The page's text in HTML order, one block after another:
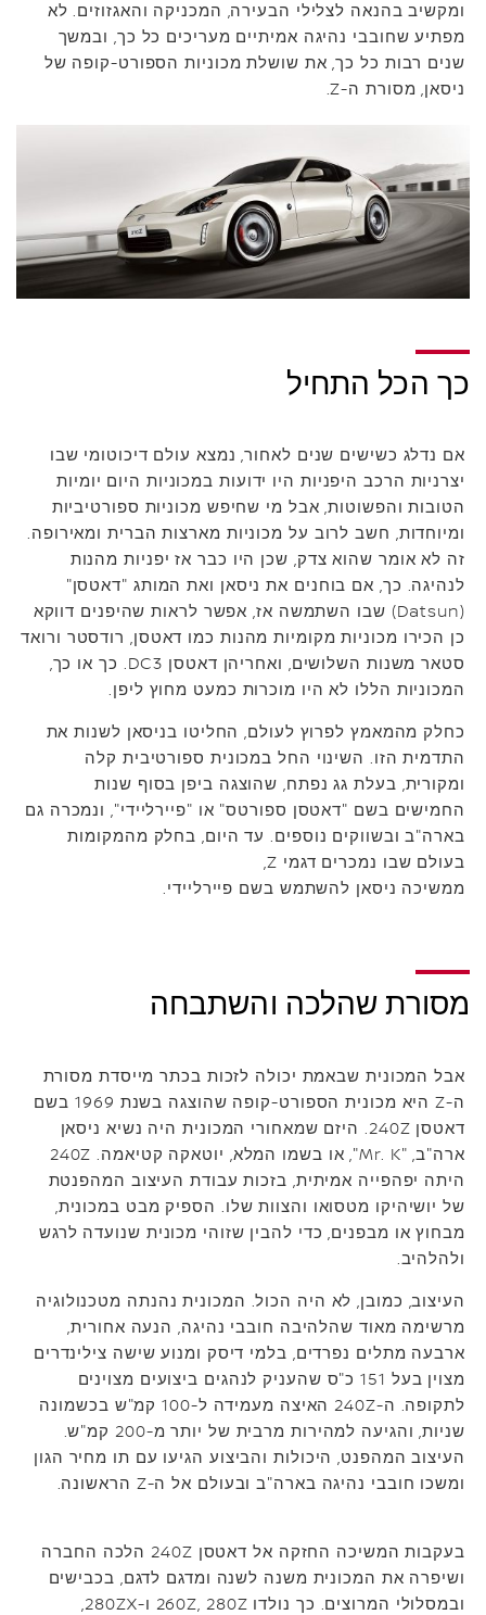
ומקשיב בהנאה לצלילי הבעירה, המכניקה והאגזוזים. לא
מפתיע שחובבי נהיגה אמיתיים מעריכים כל כך, ובמשך
שנים רבות כל כך, את שושלת מכוניות הספורט-קופה של
ניסאן, מסורת ה-Z.
כך הכל התחיל
אם נדלג כשישים שנים לאחור, נמצא עולם דיכוטומי שבו
יצרניות הרכב היפניות היו ידועות במכוניות היום יומיות
הטובות והפשוטות, אבל מי שחיפש מכוניות ספורטיביות
ומיוחדות, חשב לרוב על מכוניות מארצות הברית ומאירופה.
זה לא אומר שהוא צדק, שכן היו כבר אז יפניות מהנות
לנהיגה. כך, אם בוחנים את ניסאן ואת המותג "דאטסן"
(Datsun) שבו השתמשה אז, אפשר לראות שהיפנים דווקא
כן הכירו מכוניות מקומיות מהנות כמו דאטסן, רודסטר ורואד
סטאר משנות השלושים, ואחריהן דאטסן DC3. כך או כך,
המכוניות הללו לא היו מוכרות כמעט מחוץ ליפן.
כחלק מהמאמץ לפרוץ לעולם, החליטו בניסאן לשנות את
התדמית הזו. השינוי החל במכונית ספורטיבית קלה
ומקורית, בעלת גג נפתח, שהוצגה ביפן בסוף שנות
החמישים בשם "דאטסן ספורטס" או "פיירליידי", ונמכרה גם
בארה"ב ובשווקים נוספים. עד היום, בחלק מהמקומות
בעולם שבו נמכרים דגמי Z,
ממשיכה ניסאן להשתמש בשם פיירליידי.
מסורת שהלכה והשתבחה
אבל המכונית שבאמת יכולה לזכות בכתר מייסדת מסורת
ה-Z היא מכונית הספורט-קופה שהוצגה בשנת 1969 בשם
דאטסן 240Z. היזם שמאחורי המכונית היה נשיא ניסאן
ארה"ב, "Mr. K", או בשמו המלא, יוטאקה קטיאמה. 240Z
היתה יפהפייה אמיתית, בזכות עבודת העיצוב המהפנטת
של יושיהיקו מטסואו והצוות שלו. הספיק מבט במכונית,
מבחוץ או מבפנים, כדי להבין שזוהי מכונית שנועדה לרגש
ולהלהיב.
העיצוב, כמובן, לא היה הכול. המכונית נהנתה מטכנולוגיה
מרשימה מאוד שהלהיבה חובבי נהיגה, הנעה אחורית,
ארבעה מתלים נפרדים, בלמי דיסק ומנוע שישה צילינדרים
מצוין בעל 151 כ"ס שהעניק לנהגים ביצועים מצוינים
לתקופה. ה-240Z האיצה מעמידה ל-100 קמ"ש בכשמונה
שניות, והגיעה למהירות מרבית של יותר מ-200 קמ"ש.
העיצוב המהפנט, היכולות והביצוע הגיעו עם תו מחיר הגון
ומשכו חובבי נהיגה בארה"ב ובעולם אל ה-Z הראשונה.
בעקבות המשיכה החזקה אל דאטסן 240Z הלכה החברה
ושיפרה את המכונית משנה לשנה ומדגם לדגם, בכבישים
ובמסלולי המרוצים. כך נולדו 260Z, 280Z ו-280ZX,